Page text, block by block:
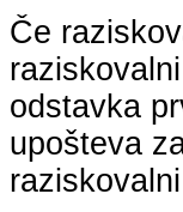
Če
odstavka
upošteva